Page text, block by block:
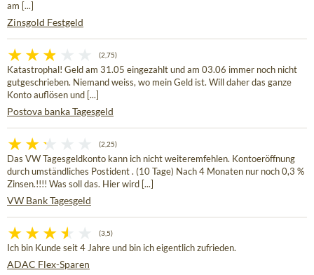
am [...]
Zinsgold Festgeld
(2,75)
Katastrophal! Geld am 31.05 eingezahlt und am 03.06 immer noch nicht
gutgeschrieben. Niemand weiss, wo mein Geld ist. Will daher das ganze
Konto auflösen und [...]
Postova banka Tagesgeld
(2,25)
Das VW Tagesgeldkonto kann ich nicht weiteremfehlen. Kontoeröffnung
durch umständliches Postident . (10 Tage) Nach 4 Monaten nur noch 0,3 %
Zinsen.!!!! Was soll das. Hier wird [...]
VW Bank Tagesgeld
(3,5)
Ich bin Kunde seit 4 Jahre und bin ich eigentlich zufrieden.
ADAC Flex-Sparen